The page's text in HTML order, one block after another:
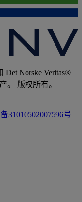
Norske Veritas®
。 版权所有。
31010502007596号